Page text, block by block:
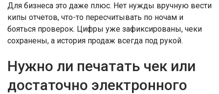
Для бизнеса это даже плюс. Нет нужды вручную вести
кипы отчетов, что-то пересчитывать по ночам и
бояться проверок. Цифры уже зафиксированы, чеки
сохранены, а история продаж всегда под рукой.
Нужно ли печатать чек или
достаточно электронного